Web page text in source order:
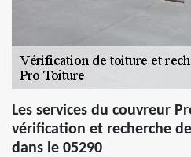
Les services du couvreur
vérification et recherche
dans le 05290